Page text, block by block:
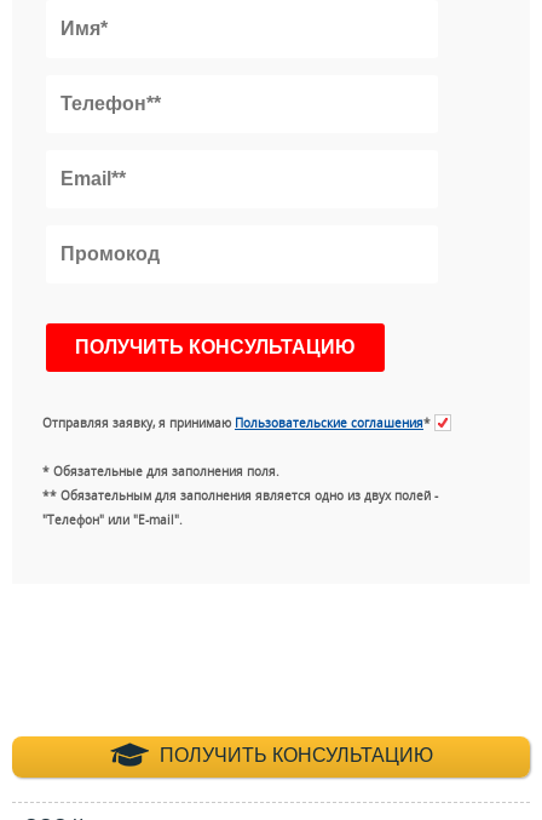
Отправляя заявку, я принимаю Пользовательские соглашения*
* Обязательные для заполнения поля.
** Обязательным для заполнения является одно из двух полей -
"Телефон" или "E-mail".
ПОЛУЧИТЬ КОНСУЛЬТАЦИЮ
+7 (495) 660-35-